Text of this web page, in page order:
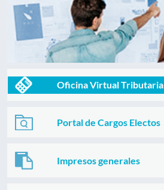
Oficina Virtual Tributaria
Portal de Cargos Electos
Impresos generales